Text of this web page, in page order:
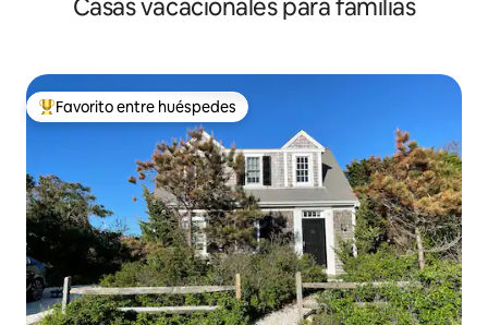
Casas vacacionales para familias
Favorito entre huéspedes preferido
Favorito entre huéspedes